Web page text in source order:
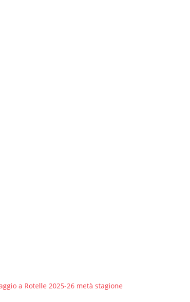
a Rotelle 2025-26 metà stagione